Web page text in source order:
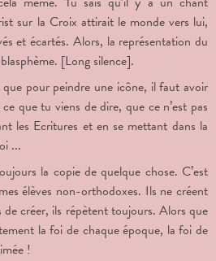
sur la Croix attirait le monde vers lui,
et écartés. Alors, la représentation du
[Long silence].
pour peindre une icône, il faut avoir
que tu viens de dire, que ce n’est pas
les Ecritures et en se mettant dans la
...
la copie de quelque chose. C’est
élèves non-orthodoxes. Ils ne créent
de créer, ils répètent toujours. Alors que
la foi de chaque époque, la foi de
!